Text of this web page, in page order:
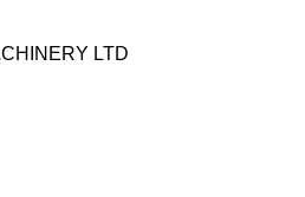
LTD